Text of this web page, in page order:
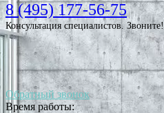
8 (495) 177-56-75
Консультация специалистов. Звоните!
Обратный звонок
Время работы: